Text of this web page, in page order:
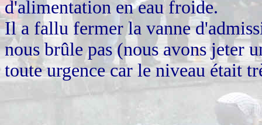
d'alimentation en eau froide.
Il a fallu fermer la vanne
nous brûle pas (nous avons jeter
toute urgence car le niveau était